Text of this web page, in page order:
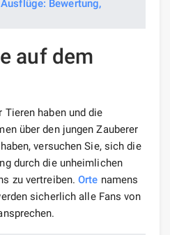
auf dem
Tieren haben und die
über den jungen Zauberer
versuchen Sie, sich die
durch die unheimlichen
zu vertreiben.Orte namens
sicherlich alle Fans von